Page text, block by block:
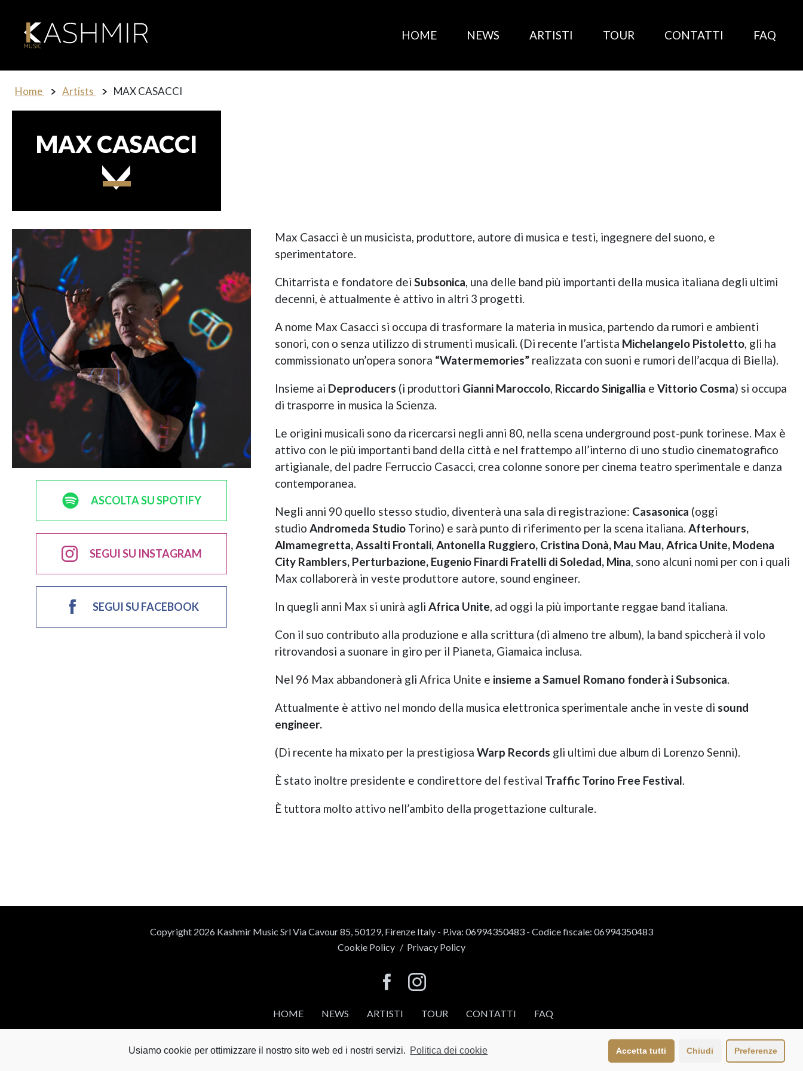
Usiamo cookie per ottimizzare il nostro sito web ed i nostri servizi. Politica dei cookie Accetta tutti Chiudi Preferenze
HOME NEWS ARTISTI TOUR CONTATTI FAQ
Home Artists MAX CASACCI
MAX CASACCI
ASCOLTA SU SPOTIFY
SEGUI SU INSTAGRAM
SEGUI SU FACEBOOK
Max Casacci è un musicista, produttore, autore di musica e testi, ingegnere del suono, e
sperimentatore.
Chitarrista e fondatore dei Subsonica, una delle band più importanti della musica italiana degli ultimi
decenni, è attualmente è attivo in altri 3 progetti.
A nome Max Casacci si occupa di trasformare la materia in musica, partendo da rumori e ambienti
sonori, con o senza utilizzo di strumenti musicali. (Di recente l’artista Michelangelo Pistoletto, gli ha
commissionato un’opera sonora “Watermemories” realizzata con suoni e rumori dell’acqua di Biella).
Insieme ai Deproducers (i produttori Gianni Maroccolo, Riccardo Sinigallia e Vittorio Cosma) si occupa
di trasporre in musica la Scienza.
Le origini musicali sono da ricercarsi negli anni 80, nella scena underground post-punk torinese. Max è
attivo con le più importanti band della città e nel frattempo all’interno di uno studio cinematografico
artigianale, del padre Ferruccio Casacci, crea colonne sonore per cinema teatro sperimentale e danza
contemporanea.
Negli anni 90 quello stesso studio, diventerà una sala di registrazione: Casasonica (oggi
studio Andromeda Studio Torino) e sarà punto di riferimento per la scena italiana. Afterhours,
Almamegretta, Assalti Frontali, Antonella Ruggiero, Cristina Donà, Mau Mau, Africa Unite, Modena
City Ramblers, Perturbazione, Eugenio Finardi Fratelli di Soledad, Mina, sono alcuni nomi per con i quali
Max collaborerà in veste produttore autore, sound engineer.
In quegli anni Max si unirà agli Africa Unite, ad oggi la più importante reggae band italiana.
Con il suo contributo alla produzione e alla scrittura (di almeno tre album), la band spiccherà il volo
ritrovandosi a suonare in giro per il Pianeta, Giamaica inclusa.
Nel 96 Max abbandonerà gli Africa Unite e insieme a Samuel Romano fonderà i Subsonica.
Attualmente è attivo nel mondo della musica elettronica sperimentale anche in veste di sound
engineer.
(Di recente ha mixato per la prestigiosa Warp Records gli ultimi due album di Lorenzo Senni).
È stato inoltre presidente e condirettore del festival Traffic Torino Free Festival.
È tuttora molto attivo nell’ambito della progettazione culturale.
Copyright 2026 Kashmir Music SrlVia Cavour 85, 50129, Firenze Italy - P.iva: 06994350483 - Codice fiscale: 06994350483
Cookie Policy / Privacy Policy
HOME NEWS ARTISTI TOUR CONTATTI FAQ
BTW Software House - SYS-DAT Group